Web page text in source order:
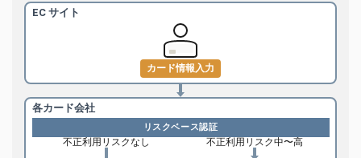
EC サイト
カード情報入力
各カード会社
リスクベース認証
不正利用リスクなし 不正利用リスク中〜高